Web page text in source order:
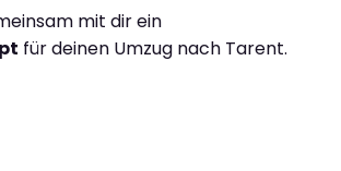
mit dir ein
für deinen Umzug nach Tarent.